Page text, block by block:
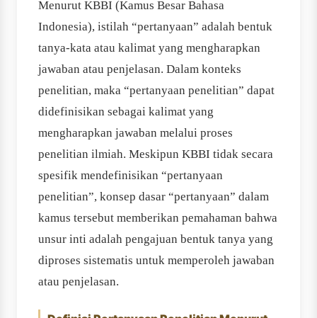
Menurut KBBI (Kamus Besar Bahasa
Indonesia), istilah “pertanyaan” adalah bentuk
tanya‐kata atau kalimat yang mengharapkan
jawaban atau penjelasan. Dalam konteks
penelitian, maka “pertanyaan penelitian” dapat
didefinisikan sebagai kalimat yang
mengharapkan jawaban melalui proses
penelitian ilmiah. Meskipun KBBI tidak secara
spesifik mendefinisikan “pertanyaan
penelitian”, konsep dasar “pertanyaan” dalam
kamus tersebut memberikan pemahaman bahwa
unsur inti adalah pengajuan bentuk tanya yang
diproses sistematis untuk memperoleh jawaban
atau penjelasan.